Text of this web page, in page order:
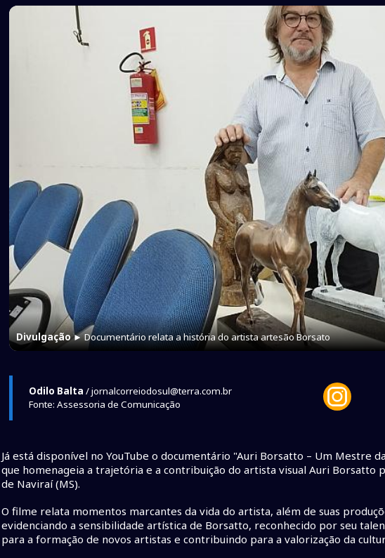
Divulgação► Documentário relata a história do artista artesão Borsato
Odilo Balta / jornalcorreiodosul@terra.com.br
Fonte: Assessoria de Comunicação
Já está disponível no YouTube o documentário "Auri Borsatto – Um Mestre
que homenageia a trajetória e a contribuição do artista visual Auri Borsatto
de Naviraí (MS).
O filme relata momentos marcantes da vida do artista, além de suas
evidenciando a sensibilidade artística de Borsatto, reconhecido por seu
para a formação de novos artistas e contribuindo para a valorização da